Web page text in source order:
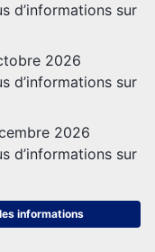
d’informations sur
2026
d’informations sur
2026
d’informations sur
informations